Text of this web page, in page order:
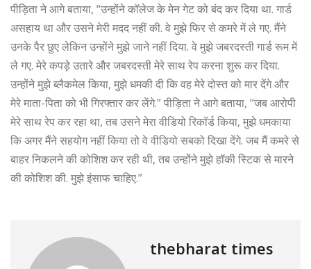
पीड़िता ने आगे बताया, “उन्होंने कॉलेज के मेन गेट को बंद कर दिया था. गार्ड
असहाय था और उसने मेरी मदद नहीं की. वे मुझे फिर से कमरे में ले गए. मैंने
उनके पैर छुए लेकिन उन्होंने मुझे जाने नहीं दिया. वे मुझे जबरदस्ती गार्ड रूम में
ले गए. मेरे कपड़े उतारे और जबरदस्ती मेरे साथ रेप करना शुरू कर दिया.
उन्होंने मुझे ब्लैकमेल किया, मुझे धमकी दी कि वह मेरे दोस्त को मार देंगे और
मेरे माता-पिता को भी गिरफ्तार कर लेंगे.” पीड़िता ने आगे बताया, “जब आरोपी
मेरे साथ रेप कर रहा था, तब उसने मेरा वीडियो रिकॉर्ड किया, मुझे धमकाया
कि अगर मैंने सहयोग नहीं किया तो वे वीडियो सबको दिखा देंगे. जब मैं कमरे से
बाहर निकलने की कोशिश कर रही थी, तब उन्होंने मुझे हॉकी स्टिक से मारने
की कोशिश की. मुझे इंसाफ चाहिए.”
thebharat times